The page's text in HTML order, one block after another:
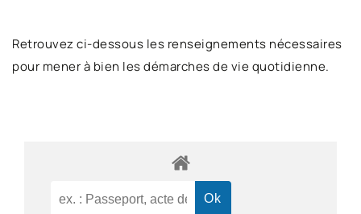
Retrouvez ci-dessous les renseignements nécessaires
pour mener à bien les démarches de vie quotidienne.